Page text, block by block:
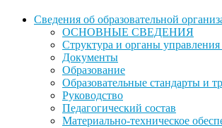
Сведения об образовательной
ОСНОВНЫЕ СВЕДЕНИЯ
Структура и органы
Документы
Образование
Образовательные стандарты и
Руководство
Педагогический состав
Материально-техническое